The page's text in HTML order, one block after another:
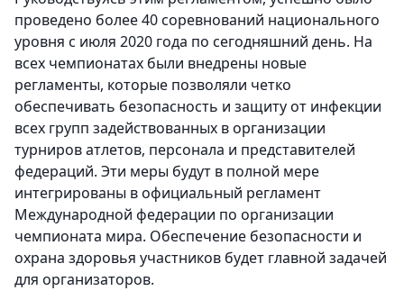
проведено более 40 соревнований национального
уровня с июля 2020 года по сегодняшний день. На
всех чемпионатах были внедрены новые
регламенты, которые позволяли четко
обеспечивать безопасность и защиту от инфекции
всех групп задействованных в организации
турниров атлетов, персонала и представителей
федераций. Эти меры будут в полной мере
интегрированы в официальный регламент
Международной федерации по организации
чемпионата мира. Обеспечение безопасности и
охрана здоровья участников будет главной задачей
для организаторов.